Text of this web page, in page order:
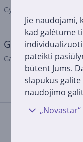
Jie naudojami,
kad galėtume
pateikti
būtent Jums.
slapukus
naudojimo
Gylis
Galingumas
Galia